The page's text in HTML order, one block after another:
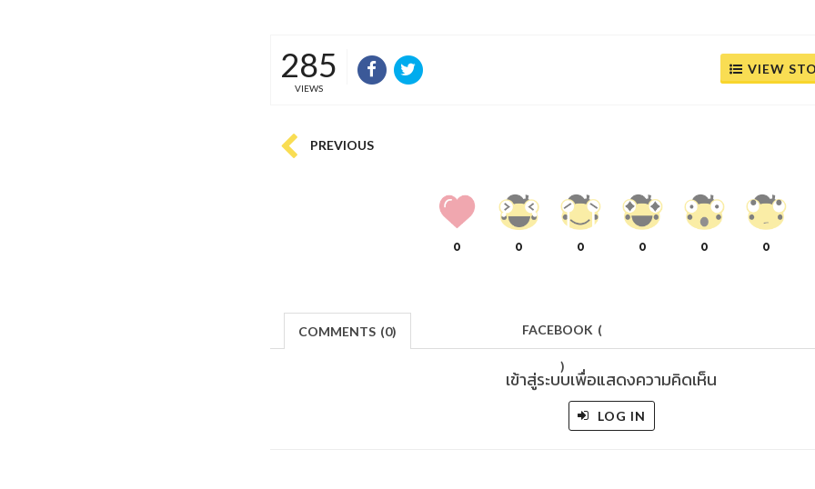
285
VIEWS
VIEW
PREVIOUS
0 0 0 0 0 0
COMMENTS (0) FACEBOOK (
)
เข้าสู่ระบบเพื่อแสดงความคิดเห็น
LOG IN